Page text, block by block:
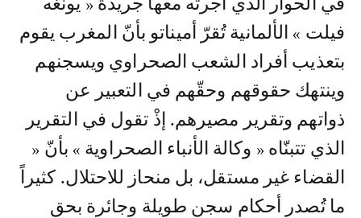
فيلت » الألمانية تُقرّ أميناتو بأنّ المغرب يقوم
بتعذيب أفراد الشعب الصحراوي ويسجنهم
وينتهك حقوقهم وحقّهم في التعبير عن
ذواتهم وتقرير مصيرهم. إذْ تقول في التقرير
الذي تتبنّاه « وكالة الأنباء الصحراوية » بأنّ «
القضاء غير مستقل، بل منحاز للاحتلال. كثيراً
ما تُصدر أحكام سجن طويلة وجائرة بحق